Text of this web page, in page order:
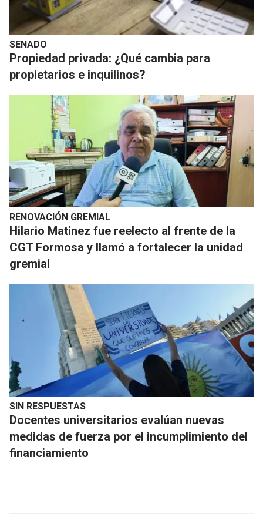
SENADO
Propiedad privada: ¿Qué cambia para
propietarios e inquilinos?
RENOVACIÓN GREMIAL
Hilario Matinez fue reelecto al frente de la
CGT Formosa y llamó a fortalecer la unidad
gremial
SIN RESPUESTAS
Docentes universitarios evalúan nuevas
medidas de fuerza por el incumplimiento del
financiamiento